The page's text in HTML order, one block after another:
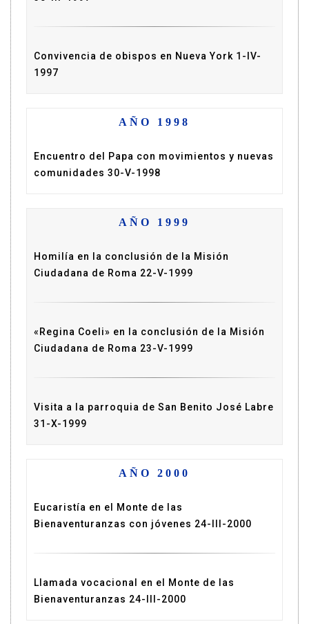
Convivencia de obispos en Nueva York 1-IV-
1997
AÑO 1998
Encuentro del Papa con movimientos y nuevas
comunidades 30-V-1998
AÑO 1999
Homilía en la conclusión de la Misión
Ciudadana de Roma 22-V-1999
«Regina Coeli» en la conclusión de la Misión
Ciudadana de Roma 23-V-1999
Visita a la parroquia de San Benito José Labre
31-X-1999
AÑO 2000
Eucaristía en el Monte de las
Bienaventuranzas con jóvenes 24-III-2000
Llamada vocacional en el Monte de las
Bienaventuranzas 24-III-2000